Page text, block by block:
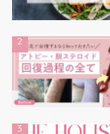
2
3